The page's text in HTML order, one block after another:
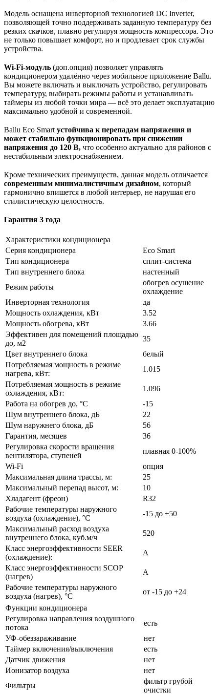
Модель оснащена инверторной технологией DC Inverter,
позволяющей точно поддерживать заданную температуру без
резких скачков, плавно регулируя мощность компрессора. Это
не только повышает комфорт, но и продлевает срок службы
устройства.
Wi-Fi-модуль (доп.опция) позволяет управлять
кондиционером удалённо через мобильное приложение Ballu.
Вы можете включать и выключать устройство, регулировать
температуру, выбирать режимы работы и устанавливать
таймеры из любой точки мира — всё это делает эксплуатацию
максимально удобной и современной.
Ballu Eco Smartустойчива к перепадам напряжения и
может стабильно функционировать при снижении
напряжения до 120 В, что особенно актуально для районов с
нестабильным электроснабжением.
Кроме технических преимуществ, данная модель отличается
современным минималистичным дизайном, который
гармонично впишется в любой интерьер, не нарушая его
стилистическую целостность.
Гарантия 3 года
Характеристики кондиционера
Серия кондиционера
Eco Smart
Тип кондиционера
сплит-система
Тип внутреннего блока
настенный
Режим работы
обогрев осушение
охлаждение
Инверторная технология
да
Мощность охлаждения, кВт
3.52
Мощность обогрева, кВт
3.66
Эффективен для помещений площадью
до, м2
35
Цвет внутреннего блока
белый
Потребляемая мощность в режиме
нагрева, кВт:
1.015
Потребляемая мощность в режиме
охлаждения, кВт:
1.096
Работа на обогрев до, °C
-15
Шум внутреннего блока, дБ
22
Шум наружнего блока, дБ
56
Гарантия, месяцев
36
Регулировка скорости вращения
вентилятора, ступеней
плавная 0-100%
Wi-Fi
опция
Максимальная длина трассы, м:
25
Максимальный перепад высот, м:
10
Хладагент (фреон)
R32
Рабочие температуры наружного
воздуха (охлаждение), °C
-15 до +50
Максимальный расход воздуха
внутреннего блока, куб.м/ч
520
Класс энергоэффективности SEER
(охлаждение):
A
Класс энергоэффективности SCOP
(нагрев)
A
Рабочие температуры наружного
воздуха (нагрев), °С
от -15 до +24
Функции кондиционера
Регулировка направления воздушного
потока
есть
УФ-обеззараживание
нет
Таймер включения/выключения
есть
Датчик движения
нет
Ионизатор воздуха
нет
Фильтры
фильтр грубой
очистки